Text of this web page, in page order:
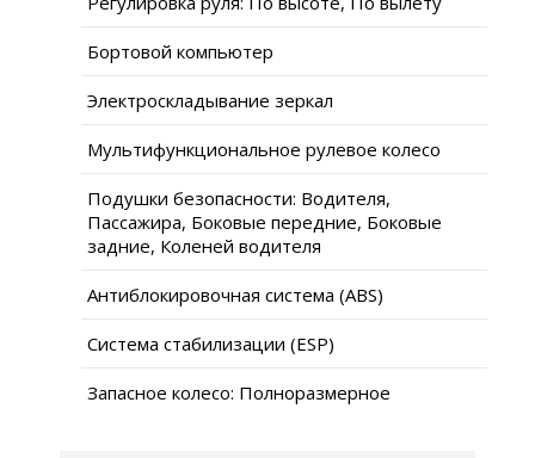
Бортовой компьютер
Электроскладывание зеркал
Мультифункциональное рулевое колесо
Подушки безопасности: Водителя,
Пассажира, Боковые передние, Боковые
задние, Коленей водителя
Антиблокировочная система (ABS)
Система стабилизации (ESP)
Запасное колесо: Полноразмерное